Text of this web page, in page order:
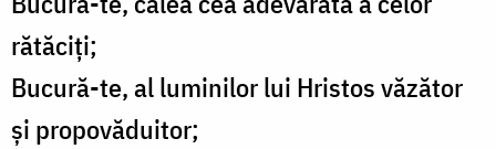
rătăciţi;
Bucură-te, al luminilor lui Hristos văzător
şi propovăduitor;